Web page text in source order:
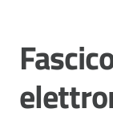
Sanitaria
di Piacenza
Salta al